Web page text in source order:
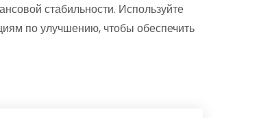
стабильности. Используйте
по улучшению, чтобы обеспечить